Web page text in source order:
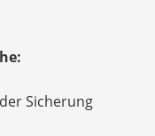
Sicherung